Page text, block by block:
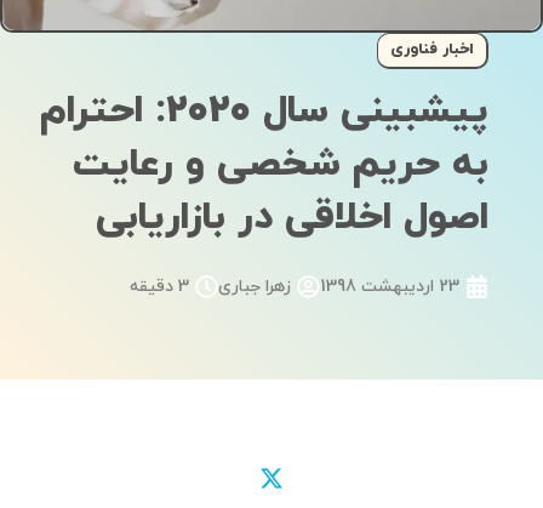
اخبار فناوری
پیشبینی‌ سال 2020: احترام
به حریم شخصی و رعایت
اصول اخلاقی در بازاریابی
23 اردیبهشت 1398 زهرا جباری 3 دقیقه